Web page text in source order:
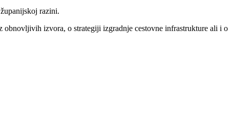
razini.
izvora, o strategiji izgradnje cestovne infrastrukture ali i o